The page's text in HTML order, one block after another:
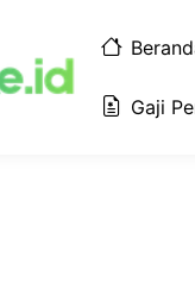
Gaji